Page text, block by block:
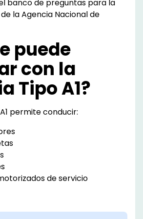
banco de preguntas para la
de la Agencia Nacional de
puede
con la
Tipo A1?
permite conducir:
de servicio